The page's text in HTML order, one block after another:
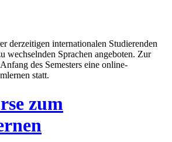
derzeitigen internationalen Studierenden
wechselnden Sprachen angeboten. Zur
des Semesters eine online-
statt.
zum